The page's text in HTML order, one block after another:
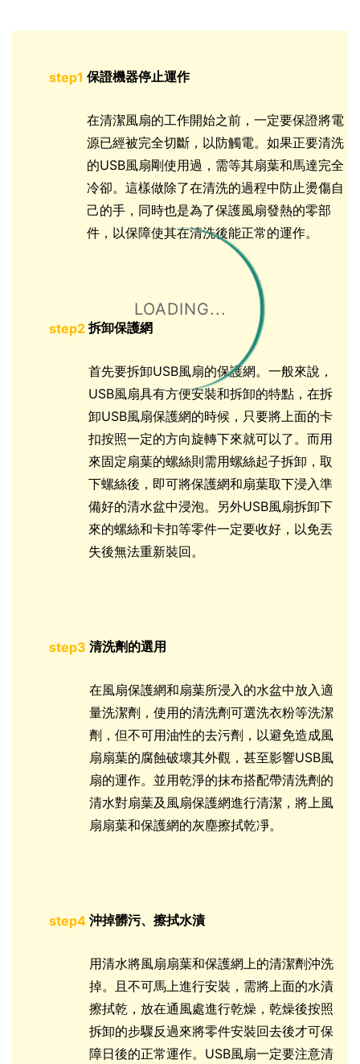
LOADING...
step1 保證機器停止運作
在清潔風扇的工作開始之前，一定要保證將電
源已經被完全切斷，以防觸電。如果正要清洗
的USB風扇剛使用過，需等其扇葉和馬達完全
冷卻。這樣做除了在清洗的過程中防止燙傷自
己的手，同時也是為了保護風扇發熱的零部
件，以保障使其在清洗後能正常的運作。
step2 拆卸保護網
首先要拆卸USB風扇的保護網。一般來說，
USB風扇具有方便安裝和拆卸的特點，在拆
卸USB風扇保護網的時候，只要將上面的卡
扣按照一定的方向旋轉下來就可以了。而用
來固定扇葉的螺絲則需用螺絲起子拆卸，取
下螺絲後，即可將保護網和扇葉取下浸入準
備好的清水盆中浸泡。另外USB風扇拆卸下
來的螺絲和卡扣等零件一定要收好，以免丟
失後無法重新裝回。
step3 清洗劑的選用
在風扇保護網和扇葉所浸入的水盆中放入適
量洗潔劑，使用的清洗劑可選洗衣粉等洗潔
劑，但不可用油性的去污劑，以避免造成風
扇扇葉的腐蝕破壞其外觀，甚至影響USB風
扇的運作。並用乾淨的抹布搭配帶清洗劑的
清水對扇葉及風扇保護網進行清潔，將上風
扇扇葉和保護網的灰塵擦拭乾凈。
step4 沖掉髒污、擦拭水漬
用清水將風扇扇葉和保護網上的清潔劑沖洗
掉。且不可馬上進行安裝，需將上面的水漬
擦拭乾，放在通風處進行乾燥，乾燥後按照
拆卸的步驟反過來將零件安裝回去後才可保
障日後的正常運作。USB風扇一定要注意清